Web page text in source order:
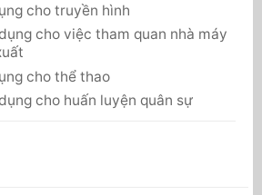
cho truyền hình
cho việc tham quan nhà máy
cho thể thao
cho huấn luyện quân sự